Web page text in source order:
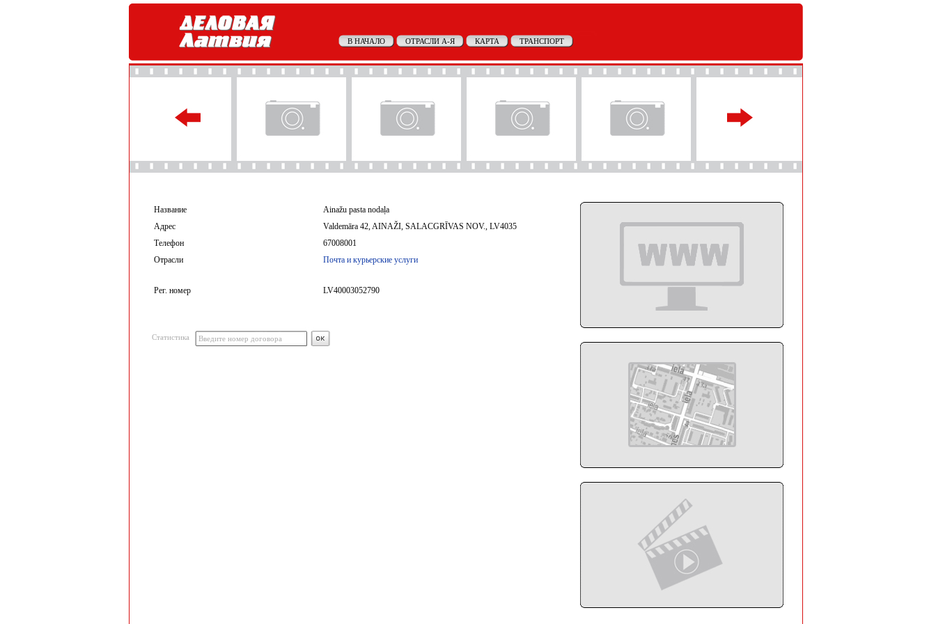
В НАЧАЛО ОТРАСЛИ А-Я КАРТА ТРАНСПОРТ
Название
Ainažu pasta nodaļa
Адрес
Valdemāra 42, AINAŽI, SALACGRĪVAS NOV., LV4035
Телефон
67008001
Отрасли
Почта и курьерские услуги
Рег. номер LV40003052790
Статистика Введите номер договора